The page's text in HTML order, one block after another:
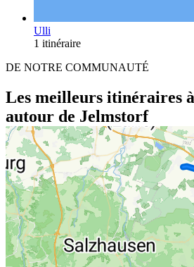
Ulli
1 itinéraire
DE NOTRE COMMUNAUTÉ
Les meilleurs itinéraires
autour de Jelmstorf